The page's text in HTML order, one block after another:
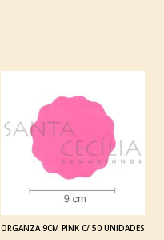
ORGANZA 9CM PINK C/ 50 UNIDADES